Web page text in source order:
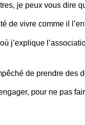
je peux vous dire
de vivre comme il
j’explique
de prendre des
pour ne pas